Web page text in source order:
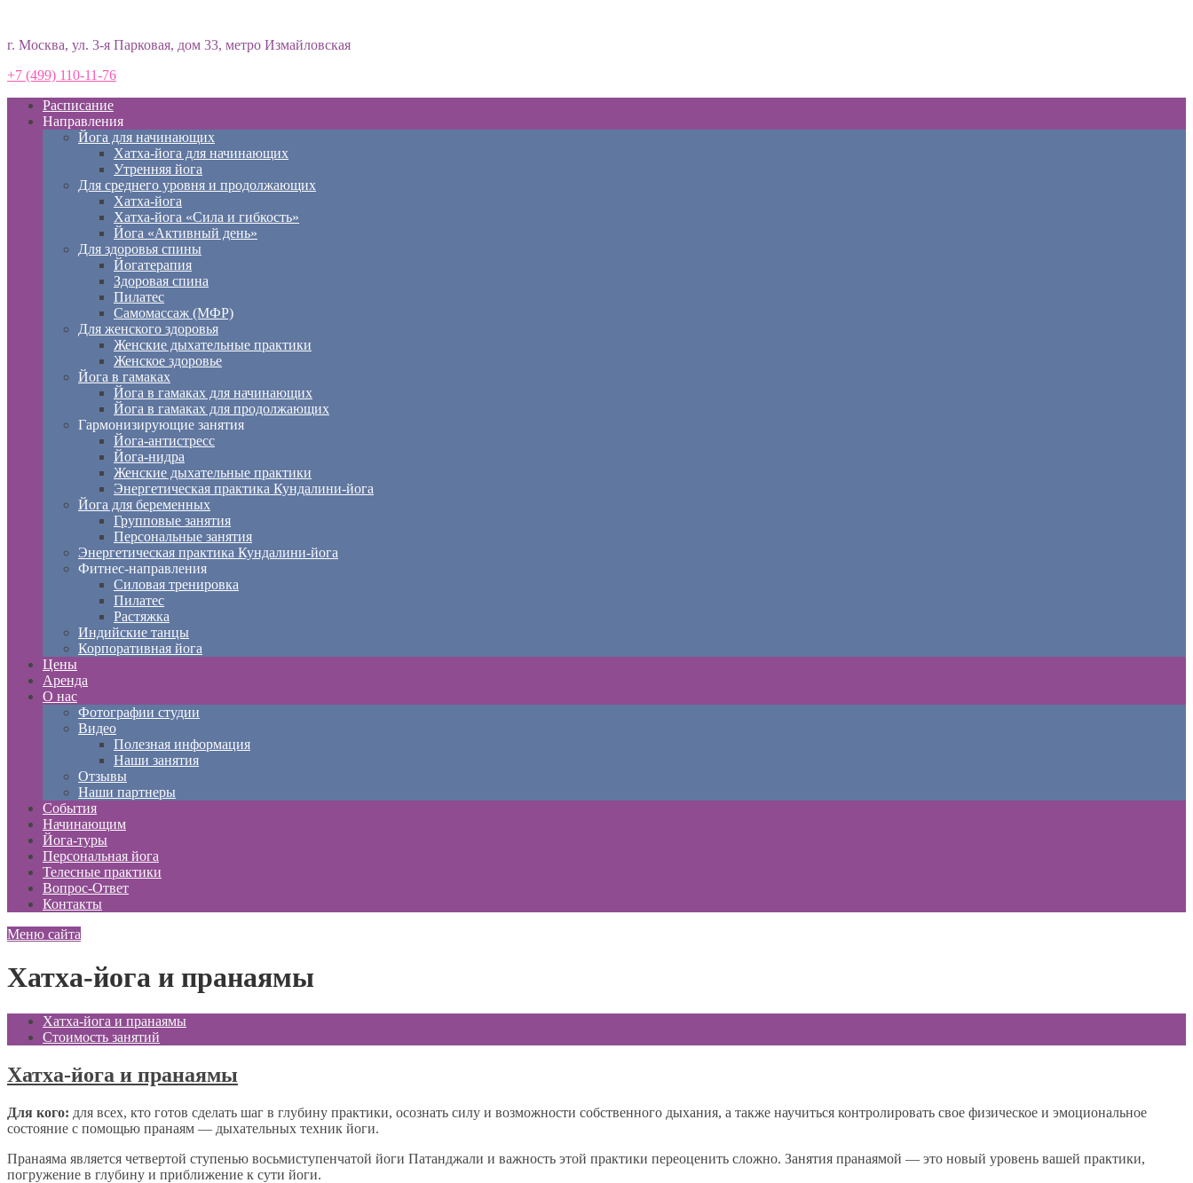
г. Москва, ул. 3-я Парковая, дом 33, метро Измайловская
+7 (499) 110-11-76
Расписание
Направления
Йога для начинающих
Хатха-йога для начинающих
Утренняя йога
Для среднего уровня и продолжающих
Хатха-йога
Хатха-йога «Сила и гибкость»
Йога «Активный день»
Для здоровья спины
Йогатерапия
Здоровая спина
Пилатес
Самомассаж (МФР)
Для женского здоровья
Женские дыхательные практики
Женское здоровье
Йога в гамаках
Йога в гамаках для начинающих
Йога в гамаках для продолжающих
Гармонизирующие занятия
Йога-антистресс
Йога-нидра
Женские дыхательные практики
Энергетическая практика Кундалини-йога
Йога для беременных
Групповые занятия
Персональные занятия
Энергетическая практика Кундалини-йога
Фитнес-направления
Силовая тренировка
Пилатес
Растяжка
Индийские танцы
Корпоративная йога
Цены
Аренда
О нас
Фотографии студии
Видео
Полезная информация
Наши занятия
Отзывы
Наши партнеры
События
Начинающим
Йога-туры
Персональная йога
Телесные практики
Вопрос-Ответ
Контакты
Меню сайта
Хатха-йога и пранаямы
Хатха-йога и пранаямы
Стоимость занятий
Хатха-йога и пранаямы
Для кого: для всех, кто готов сделать шаг в глубину практики, осознать силу и возможности собственного дыхания, а также научиться контролировать свое физическое и эмоциональное
состояние с помощью пранаям — дыхательных техник йоги.
Пранаяма является четвертой ступенью восьмиступенчатой йоги Патанджали и важность этой практики переоценить сложно. Занятия пранаямой — это новый уровень вашей практики,
погружение в глубину и приближение к сути йоги.